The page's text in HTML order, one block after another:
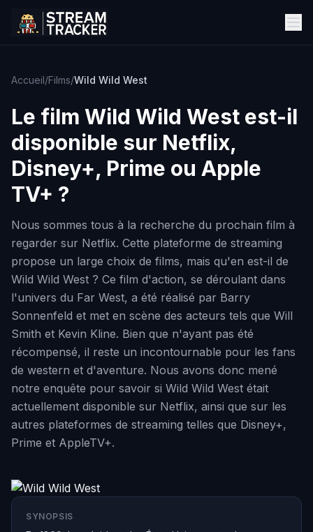
Accueil/Films/Wild Wild West
Le film Wild Wild West est-il
disponible sur Netflix,
Disney+, Prime ou Apple
TV+ ?
Nous sommes tous à la recherche du prochain film à
regarder sur Netflix. Cette plateforme de streaming
propose un large choix de films, mais qu'en est-il de
Wild Wild West ? Ce film d'action, se déroulant dans
l'univers du Far West, a été réalisé par Barry
Sonnenfeld et met en scène des acteurs tels que Will
Smith et Kevin Kline. Bien que n'ayant pas été
récompensé, il reste un incontournable pour les fans
de western et d'aventure. Nous avons donc mené
notre enquête pour savoir si Wild Wild West était
actuellement disponible sur Netflix, ainsi que sur les
autres plateformes de streaming telles que Disney+,
Prime et AppleTV+.
SYNOPSIS